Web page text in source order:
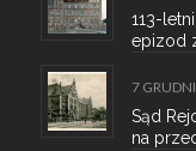
113-
epizod
7
Sąd
na